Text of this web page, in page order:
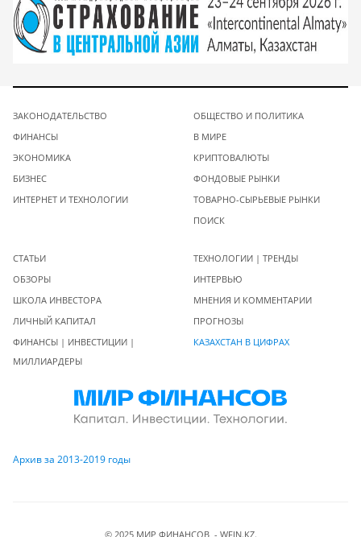
ЗАКОНОДАТЕЛЬСТВО
ФИНАНСЫ
ЭКОНОМИКА
БИЗНЕС
ИНТЕРНЕТ И ТЕХНОЛОГИИ
ОБЩЕСТВО И ПОЛИТИКА
В МИРЕ
КРИПТОВАЛЮТЫ
ФОНДОВЫЕ РЫНКИ
ТОВАРНО-СЫРЬЕВЫЕ РЫНКИ
ПОИСК
СТАТЬИ
ОБЗОРЫ
ШКОЛА ИНВЕСТОРА
ЛИЧНЫЙ КАПИТАЛ
ФИНАНСЫ | ИНВЕСТИЦИИ |
МИЛЛИАРДЕРЫ
ТЕХНОЛОГИИ | ТРЕНДЫ
ИНТЕРВЬЮ
МНЕНИЯ И КОММЕНТАРИИ
ПРОГНОЗЫ
КАЗАХСТАН В ЦИФРАХ
Архив за 2013-2019 годы
© 2025 МИР ФИНАНСОВ - WFIN.KZ.